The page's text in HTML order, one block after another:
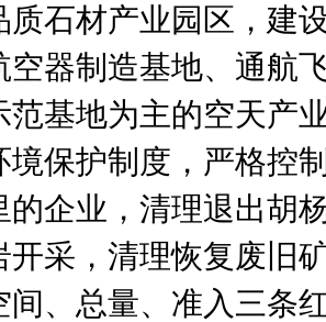
质石材产业园区，建
空器制造基地、通航
范基地为主的空天产
境保护制度，严格控
的企业，清理退出胡
开采，清理恢复废旧
间、总量、准入三条